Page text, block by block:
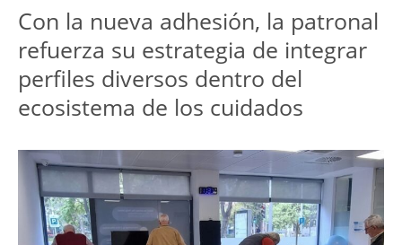
Con la nueva adhesión, la patronal
refuerza su estrategia de integrar
perfiles diversos dentro del
ecosistema de los cuidados